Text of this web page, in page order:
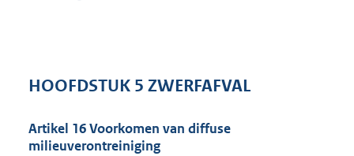
HOOFDSTUK 5 ZWERFAFVAL
Artikel 16 Voorkomen van diffuse
milieuverontreiniging